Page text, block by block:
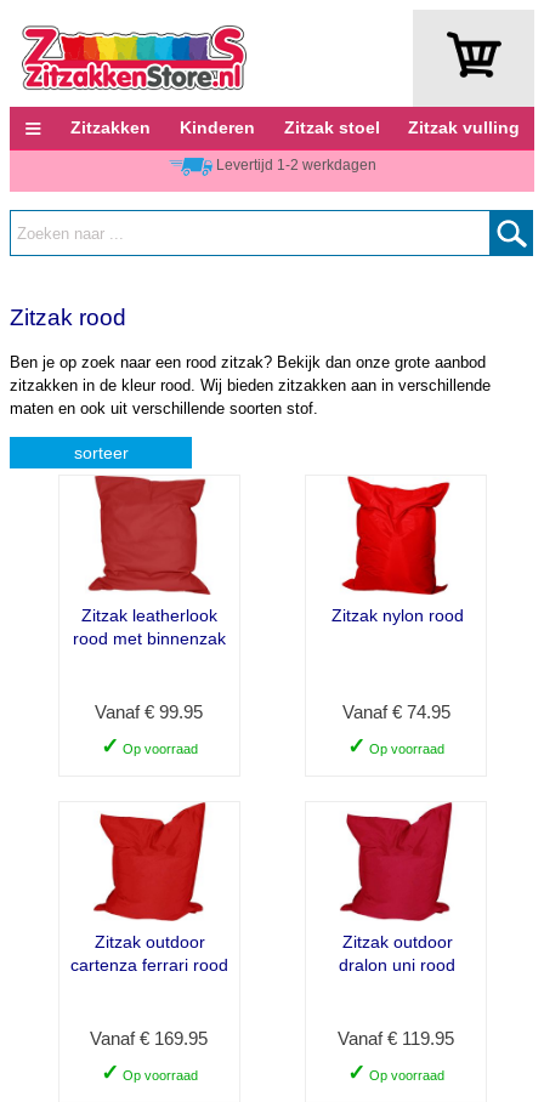
≡ Zitzakken Kinderen Zitzak stoel Zitzak vulling
Levertijd 1-2 werkdagen
Zitzak rood
Ben je op zoek naar een rood zitzak? Bekijk dan onze grote aanbod
zitzakken in de kleur rood. Wij bieden zitzakken aan in verschillende
maten en ook uit verschillende soorten stof.
sorteer
Zitzak leatherlook
rood met binnenzak
Vanaf € 99.95
✓ Op voorraad
Zitzak nylon rood
Vanaf € 74.95
✓ Op voorraad
Zitzak outdoor
cartenza ferrari rood
Vanaf € 169.95
✓ Op voorraad
Zitzak outdoor
dralon uni rood
Vanaf € 119.95
✓ Op voorraad